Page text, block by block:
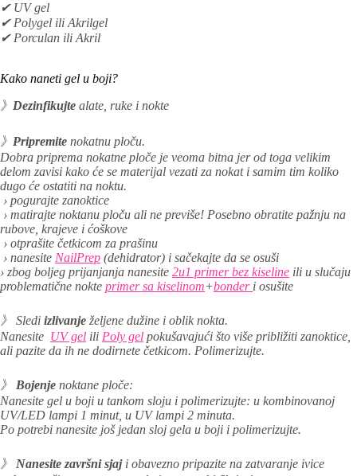
✔ UV gel
✔ Polygel ili Akrilgel
✔ Porculan ili Akril
Kako naneti gel u boji?
》 Dezinfikujte alate, ruke i nokte
》 Pripremite nokatnu ploču.
Dobra priprema nokatne ploče je veoma bitna jer od toga velikim
delom zavisi kako će se materijal vezati za nokat i samim tim koliko
dugo će ostatiti na noktu.
› pogurajte zanoktice
› matirajte noktanu ploču ali ne previše! Posebno obratite pažnju na
rubove, krajeve i ćoškove
› otprašite četkicom za prašinu
› nanesite NailPrep (dehidrator) i sačekajte da se osuši
› zbog boljeg prijanjanja nanesite 2u1 primer bez kiseline ili u slučaju
problematične nokte primer sa kiselinom+bonder i osušite
》 Sledi izlivanje željene dužine i oblik nokta.
Nanesite UV gel ili Poly gel pokušavajući što više približiti zanoktice,
ali pazite da ih ne dodirnete četkicom. Polimerizujte.
》 Bojenje noktane ploče:
Nanesite gel u boji u tankom sloju i polimerizujte: u kombinovanoj
UV/LED lampi 1 minut, u UV lampi 2 minuta.
Po potrebi nanesite još jedan sloj gela u boji i polimerizujte.
》 Nanesite završni sjaj i obavezno pripazite na zatvaranje ivice